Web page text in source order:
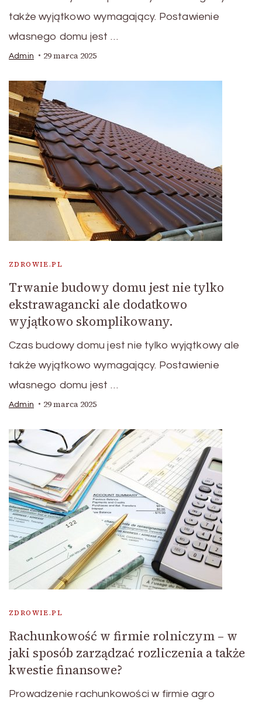
także wyjątkowo wymagający. Postawienie
własnego domu jest …
Admin 29 marca 2025
ZDROWIE.PL
Trwanie budowy domu jest nie tylko
ekstrawagancki ale dodatkowo
wyjątkowo skomplikowany.
Czas budowy domu jest nie tylko wyjątkowy ale
także wyjątkowo wymagający. Postawienie
własnego domu jest …
Admin 29 marca 2025
ZDROWIE.PL
Rachunkowość w firmie rolniczym – w
jaki sposób zarządzać rozliczenia a także
kwestie finansowe?
Prowadzenie rachunkowości w firmie agro